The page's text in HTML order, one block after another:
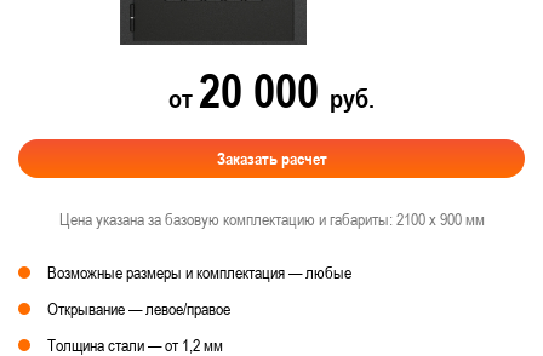
от 20 000 руб.
Заказать расчет
Цена указана за базовую комплектацию и габариты: 2100 х 900 мм
Возможные размеры и комплектация — любые
Открывание — левое/правое
Толщина стали — от 1,2 мм